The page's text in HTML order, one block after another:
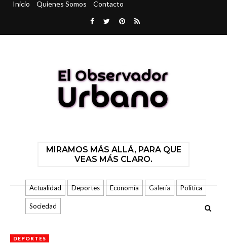
Inicio Quienes Somos Contacto
MIRAMOS MÁS ALLÁ, PARA QUE
VEAS MÁS CLARO.
Actualidad Deportes Economía Galería Politica
Sociedad
DEPORTES